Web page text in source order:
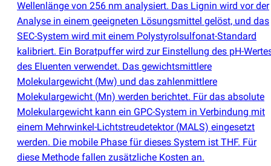
Wellenlänge von 256 nm analysiert. Das Lignin wird vor der
Analyse in einem geeigneten Lösungsmittel gelöst, und das
SEC-System wird mit einem Polystyrolsulfonat-Standard
kalibriert. Ein Boratpuffer wird zur Einstellung des pH-
des Eluenten verwendet. Das gewichtsmittlere
Molekulargewicht (Mw) und das zahlenmittlere
Molekulargewicht (Mn) werden berichtet. Für das absolute
Molekulargewicht kann ein GPC-System in Verbindung mit
einem Mehrwinkel-Lichtstreudetektor (MALS) eingesetzt
werden. Die mobile Phase für dieses System ist THF. Für
diese Methode fallen zusätzliche Kosten an.